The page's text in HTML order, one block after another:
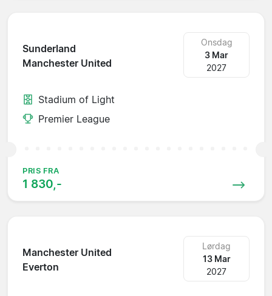
Sunderland
Manchester United
Onsdag
3 Mar
2027
Stadium of Light
Premier League
PRIS FRA
1 830,-
Manchester United
Everton
Lørdag
13 Mar
2027